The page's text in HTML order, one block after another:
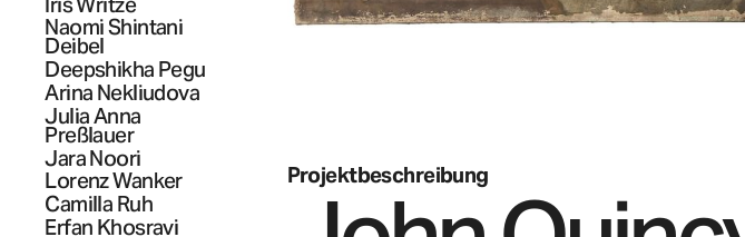
Naomi Shintani
Deibel
Deepshikha Pegu
Arina Nekliudova
Julia Anna
Preßlauer
JaraNoori
LorenzWanker
Camilla Ruh
Erfan Khosravi
Projektbeschreibung